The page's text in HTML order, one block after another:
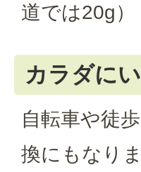
道では20g）
カラダに
自転車や徒
換にもなりま